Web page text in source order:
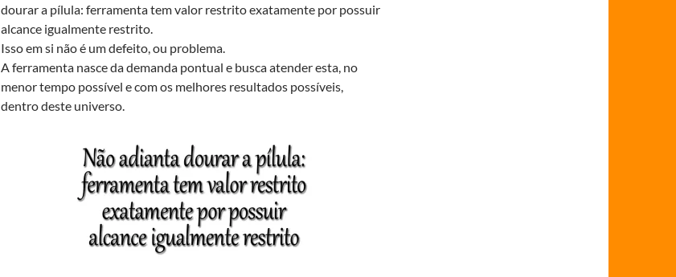
dourar a pílula: ferramenta tem valor restrito exatamente por possuir
alcance igualmente restrito.
Isso em si não é um defeito, ou problema.
A ferramenta nasce da demanda pontual e busca atender esta, no
menor tempo possível e com os melhores resultados possíveis,
dentro deste universo.